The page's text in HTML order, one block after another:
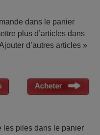
dans le panier
plus d’articles dans
d’autres articles »
les piles dans le panier